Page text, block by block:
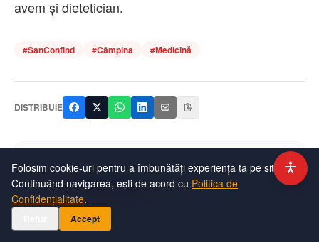
avem și dietetician.
#SanConfind #Câmpina #Medicină
DISTRIBUIE
I
DESPRE AUTOR
Ioana Radu
Jurnalist Sănătate
Folosim cookie-uri pentru a îmbunătăți experiența ta pe site.
Continuând navigarea, ești de acord cu Politica de
Confidențialitate.
Accept